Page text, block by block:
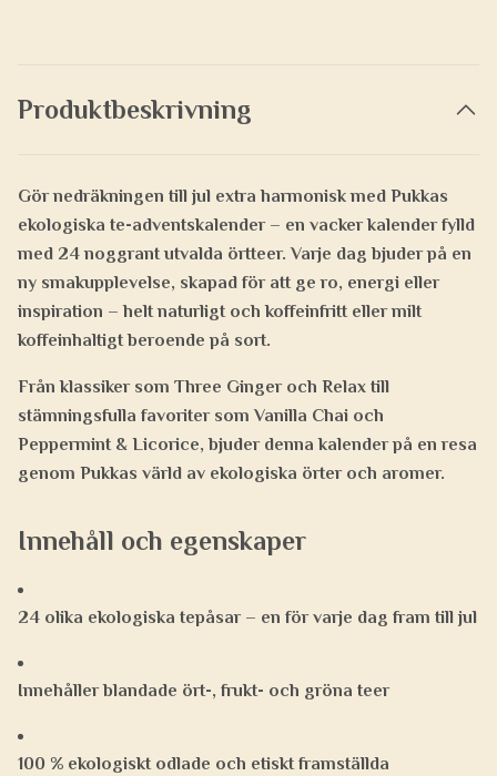
Produktbeskrivning
Gör nedräkningen till jul extra harmonisk med Pukkas
ekologiska te-adventskalender – en vacker kalender fylld
med 24 noggrant utvalda örtteer. Varje dag bjuder på en
ny smakupplevelse, skapad för att ge ro, energi eller
inspiration – helt naturligt och koffeinfritt eller milt
koffeinhaltigt beroende på sort.
Från klassiker som Three Ginger och Relax till
stämningsfulla favoriter somVanilla Chai och
Peppermint & Licorice, bjuder denna kalender på en resa
genom Pukkas värld av ekologiska örter och aromer.
Innehåll och egenskaper
24 olika ekologiska tepåsar– en för varje dag fram till jul
Innehåller blandade ört-, frukt- och gröna teer
100 % ekologiskt odlade och etiskt framställda